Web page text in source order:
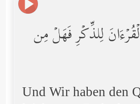
لِلذِّكۡرِ فَهَلۡ مِن
Und Wir haben den